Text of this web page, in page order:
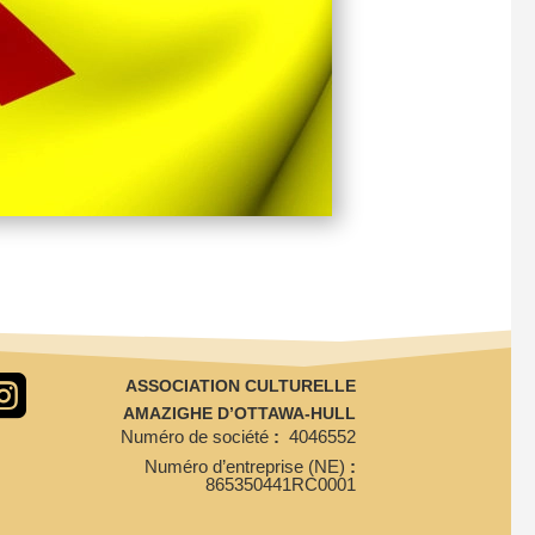
ASSOCIATION CULTURELLE
AMAZIGHE D’OTTAWA-HULL
Numéro de société: 4046552
Numéro d’entreprise (NE) :
865350441RC0001